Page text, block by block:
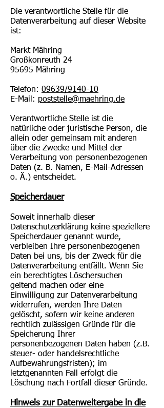
Die verantwortliche Stelle für die
Datenverarbeitung auf dieser Website
ist:
Markt Mähring
Großkonreuth 24
95695 Mähring
Telefon: 09639/9140-10
E-Mail: poststelle@maehring.de
Verantwortliche Stelle ist die
natürliche oder juristische Person, die
allein oder gemeinsam mit anderen
über die Zwecke und Mittel der
Verarbeitung von personenbezogenen
Daten (z. B. Namen, E-Mail-Adressen
o. Ä.) entscheidet.
Speicherdauer
Soweit innerhalb dieser
Datenschutzerklärung keine speziellere
Speicherdauer genannt wurde,
verbleiben Ihre personenbezogenen
Daten bei uns, bis der Zweck für die
Datenverarbeitung entfällt. Wenn Sie
ein berechtigtes Löschersuchen
geltend machen oder eine
Einwilligung zur Datenverarbeitung
widerrufen, werden Ihre Daten
gelöscht, sofern wir keine anderen
rechtlich zulässigen Gründe für die
Speicherung Ihrer
personenbezogenen Daten haben (z.B.
steuer- oder handelsrechtliche
Aufbewahrungsfristen); im
letztgenannten Fall erfolgt die
Löschung nach Fortfall dieser Gründe.
Hinweis zur Datenweitergabe in die